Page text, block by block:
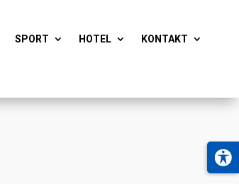
SPORT HOTEL
KONTAKT